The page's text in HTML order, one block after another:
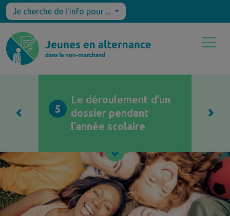
Je cherche de l'info pour ...
5
Le déroulement d’un
dossier pendant
l’année scolaire